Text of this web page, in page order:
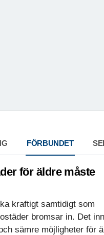
FÖRBUNDET
för äldre måste
kraftigt samtidigt som
bromsar in. Det
sämre möjligheter för